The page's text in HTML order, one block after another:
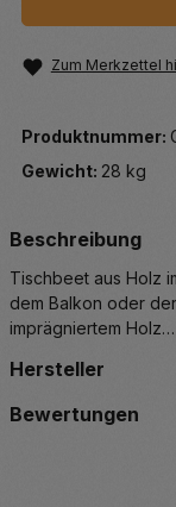
Zum Merkzettel
Produktnummer:
Gewicht: 28 kg
Beschreibung
Tischbeet aus Holz
dem Balkon oder
imprägniertem Holz…
Hersteller
Bewertungen